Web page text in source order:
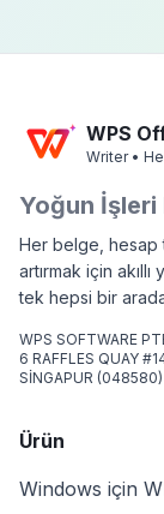
WPS
Writer •
Yoğun İşleri
Her belge, hesap
artırmak için
tek hepsi bir
WPS SOFTWARE
6 RAFFLES QUAY
SİNGAPUR (048580)
Ürün
Windows için